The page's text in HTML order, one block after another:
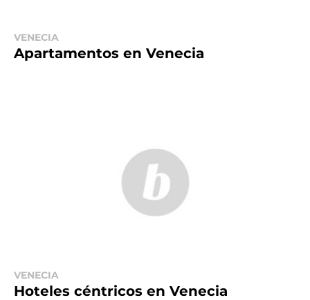
VENECIA
Apartamentos en Venecia
VENECIA
Hoteles céntricos en Venecia